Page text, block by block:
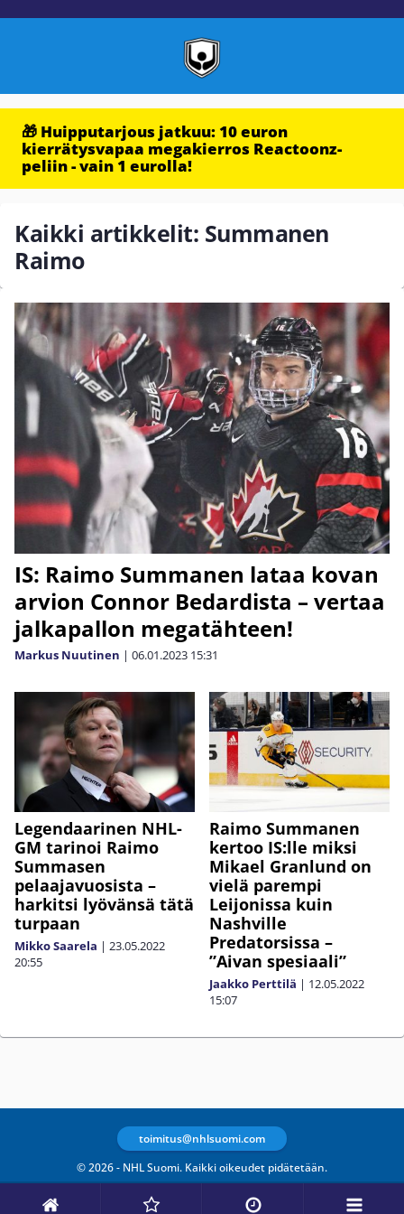
🎁 Huipputarjous jatkuu: 10 euron
kierrätysvapaa megakierros Reactoonz-
peliin - vain 1 eurolla!
Kaikki artikkelit: Summanen
Raimo
IS: Raimo Summanen lataa kovan
arvion Connor Bedardista – vertaa
jalkapallon megatähteen!
Markus Nuutinen | 06.01.2023 15:31
Legendaarinen NHL-
GM tarinoi Raimo
Summasen
pelaajavuosista –
harkitsi lyövänsä tätä
turpaan
Mikko Saarela | 23.05.2022
20:55
Raimo Summanen
kertoo IS:lle miksi
Mikael Granlund on
vielä parempi
Leijonissa kuin
Nashville
Predatorsissa –
”Aivan spesiaali”
Jaakko Perttilä | 12.05.2022
15:07
© 2026 - NHL Suomi. Kaikki oikeudet pidätetään.
toimitus@nhlsuomi.com